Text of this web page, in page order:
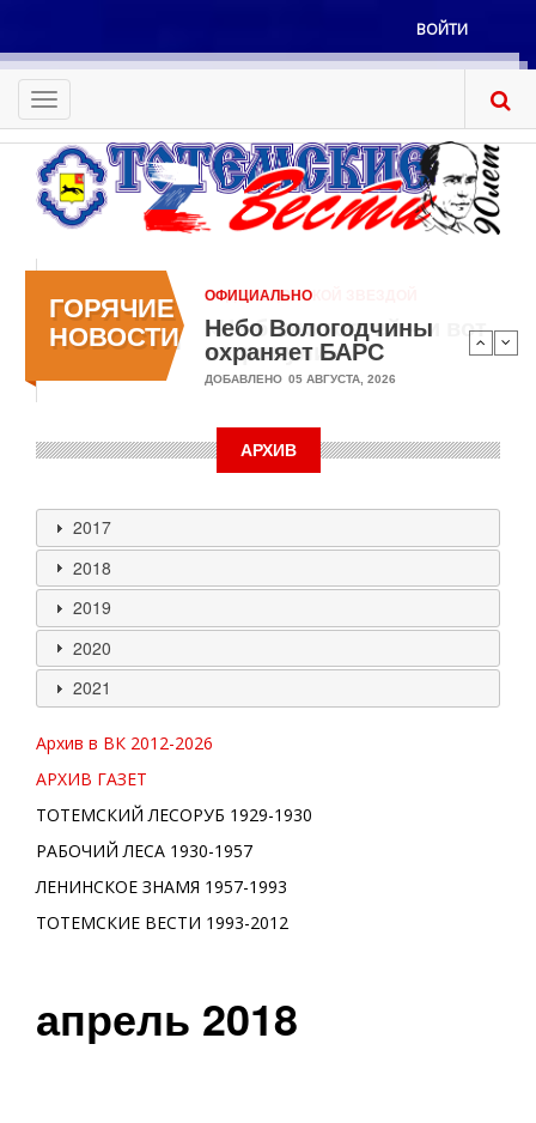
основному
содержанию
Меню
учётной
записи
пользователя
ВОЙТИ
Toggle
navigation
ГОРЯЧИЕ
НОВОСТИ
ОФИЦИАЛЬНО
Небо Вологодчины
охраняет БАРС
ДОБАВЛЕНО 05 АВГУСТА, 2026
АРХИВ
2017
2018
2019
2020
2021
Архив в ВК 2012-2026
АРХИВ ГАЗЕТ
ТОТЕМСКИЙ ЛЕСОРУБ 1929-1930
РАБОЧИЙ ЛЕСА 1930-1957
ЛЕНИНСКОЕ ЗНАМЯ 1957-1993
ТОТЕМСКИЕ ВЕСТИ 1993-2012
апрель 2018